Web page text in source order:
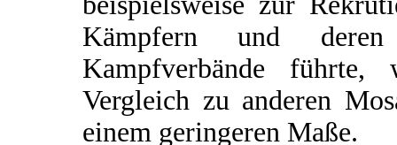
Kämpfern und
Kampfverbände
Vergleich zu anderen
einem geringeren Maße.